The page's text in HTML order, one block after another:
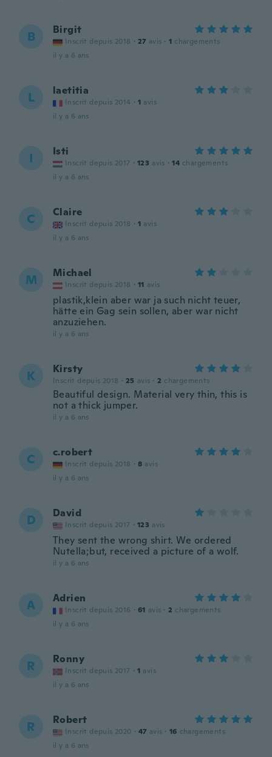
B Birgit
Inscrit depuis 2018 · 27 avis · 1 chargements
il y a 6 ans
L laetitia
Inscrit depuis 2014 · 1 avis
il y a 6 ans
I Isti
Inscrit depuis 2017 · 123 avis · 14 chargements
il y a 6 ans
C Claire
Inscrit depuis 2018 · 1 avis
il y a 6 ans
M Michael
Inscrit depuis 2018 · 11 avis
plastik,klein aber war ja such nicht teuer,
hätte ein Gag sein sollen, aber war nicht
anzuziehen.
il y a 6 ans
K Kirsty
Inscrit depuis 2018 · 25 avis · 2 chargements
Beautiful design. Material very thin, this is
not a thick jumper.
il y a 6 ans
C c.robert
Inscrit depuis 2018 · 8 avis
il y a 6 ans
D David
Inscrit depuis 2017 · 123 avis
They sent the wrong shirt. We ordered
Nutella;but, received a picture of a wolf.
il y a 6 ans
A Adrien
Inscrit depuis 2016 · 61 avis · 2 chargements
il y a 6 ans
R Ronny
Inscrit depuis 2017 · 1 avis
il y a 6 ans
R Robert
Inscrit depuis 2020 · 47 avis · 16 chargements
il y a 6 ans